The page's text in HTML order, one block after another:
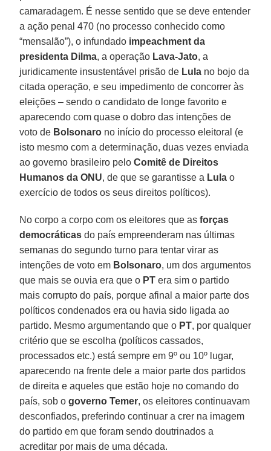
camaradagem. É nesse sentido que se deve entender
a ação penal 470 (no processo conhecido como
“mensalão”), o infundado impeachment da
presidenta Dilma, a operação Lava-Jato, a
juridicamente insustentável prisão de Lula no bojo da
citada operação, e seu impedimento de concorrer às
eleições – sendo o candidato de longe favorito e
aparecendo com quase o dobro das intenções de
voto de Bolsonaro no início do processo eleitoral (e
isto mesmo com a determinação, duas vezes enviada
ao governo brasileiro peloComitê de Direitos
Humanos da ONU, de que se garantisse a Lula o
exercício de todos os seus direitos políticos).
No corpo a corpo com os eleitores que asforças
democráticas do país empreenderam nas últimas
semanas do segundo turno para tentar virar as
intenções de voto em Bolsonaro, um dos argumentos
que mais se ouvia era que o PT era sim o partido
mais corrupto do país, porque afinal a maior parte dos
políticos condenados era ou havia sido ligada ao
partido. Mesmo argumentando que o PT, por qualquer
critério que se escolha (políticos cassados,
processados etc.) está sempre em 9º ou 10º lugar,
aparecendo na frente dele a maior parte dos partidos
de direita e aqueles que estão hoje no comando do
país, sob ogoverno Temer, os eleitores continuavam
desconfiados, preferindo continuar a crer na imagem
do partido em que foram sendo doutrinados a
acreditar por mais de uma década.